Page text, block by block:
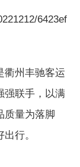
衢州丰驰客运
强联手，以满
质量为落脚
行。